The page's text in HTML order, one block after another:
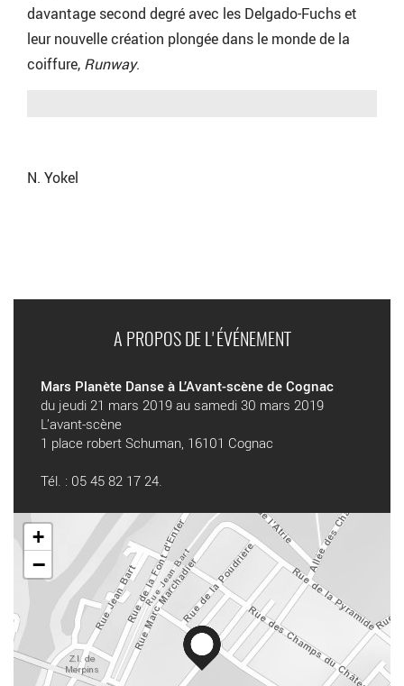
davantage second degré avec les Delgado-Fuchs et
leur nouvelle création plongée dans le monde de la
coiffure, Runway.
N. Yokel
A PROPOS DE L'ÉVÉNEMENT
Mars Planète Danse à L’Avant-scène de Cognac
du jeudi 21 mars 2019 au samedi 30 mars 2019
L’avant-scène
1 place robert Schuman, 16101 Cognac
Tél. : 05 45 82 17 24.
+
−